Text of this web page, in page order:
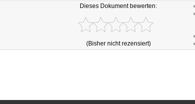
Dieses Dokument bewerten:
(Bisher nicht rezensiert)